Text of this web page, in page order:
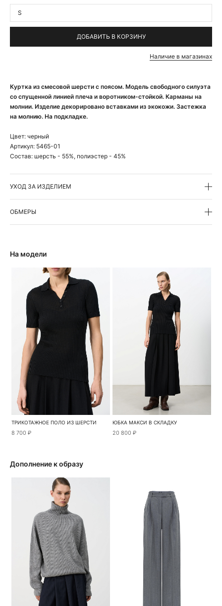
Куртка из смесовой шерсти с поясом. Модель свободного силуэта
со спущенной линией плеча и воротником-стойкой. Карманы на
молнии. Изделие декорировано вставками из экокожи. Застежка
на молнию. На подкладке.
Цвет: черный
Артикул: 5465-01
Состав: шерсть - 55%, полиэстер - 45%
УХОД ЗА ИЗДЕЛИЕМ
ОБМЕРЫ
S
ДОБАВИТЬ В КОРЗИНУ
Наличие в магазинах
На модели
ТРИКОТАЖНОЕ ПОЛО ИЗ ШЕРСТИ
8 700 ₽
ЮБКА МАКСИ В СКЛАДКУ
20 800 ₽
Дополнение к образу